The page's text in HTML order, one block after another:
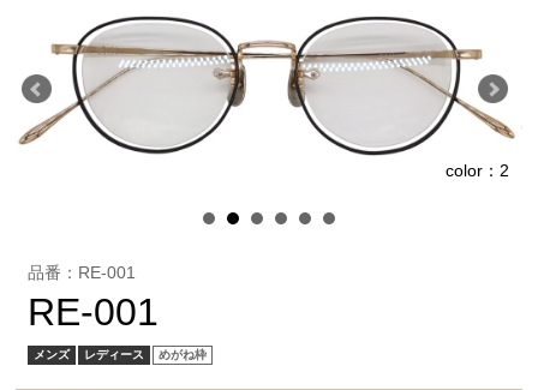
color：2
品番：RE-001
RE-001
メンズ レディース めがね枠